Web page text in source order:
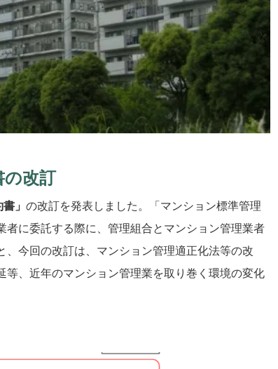
の改訂
」 の改訂を発表しました。「マンション標準管理
に委託する際に、管理組合とマンション管理業者
今回の改訂は、マンション管理適正化法等の改
、近年のマンション管理業を取り巻く環境の変化